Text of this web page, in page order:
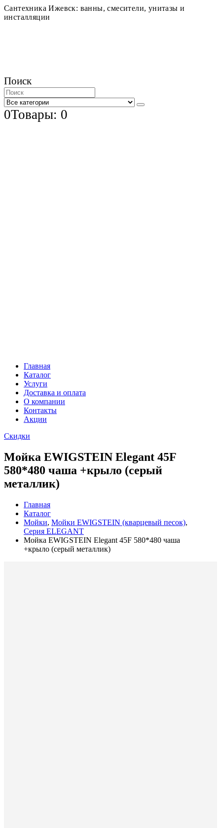
Сантехника Ижевск: ванны, смесители, унитазы и
инсталляции
Поиск
0Товары: 0
Главная
Каталог
Услуги
Доставка и оплата
О компании
Контакты
Акции
Скидки
Мойка EWIGSTEIN Elegant 45F
580*480 чаша +крыло (серый
металлик)
Главная
Каталог
Мойки, Мойки ЕWIGSTEIN (кварцевый песок),
Серия ELEGANT
Мойка EWIGSTEIN Elegant 45F 580*480 чаша
+крыло (серый металлик)